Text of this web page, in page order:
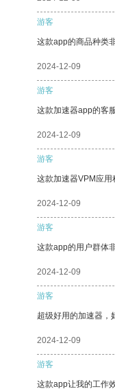
游客
这款app的商品种类
2024-12-09
游客
这款加速器app的客
2024-12-09
游客
这款加速器VPM应用
2024-12-09
游客
这款app的用户群体
2024-12-09
游客
超级好用的加速器，
2024-12-09
游客
这款app让我的工作